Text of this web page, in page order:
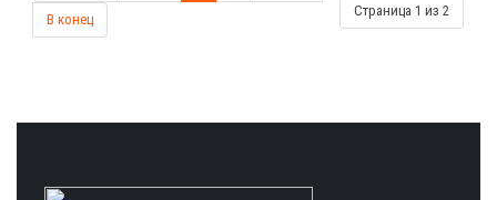
Страница 1 из 2
В конец